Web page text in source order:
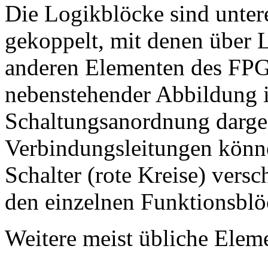
Die Logikblöcke sind
gekoppelt, mit denen über
anderen Elementen des
nebenstehender Abbildung
Schaltungsanordnung
Verbindungsleitungen
Schalter (rote Kreise)
den einzelnen
Weitere meist übliche